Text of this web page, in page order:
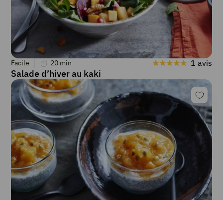
Facile 20 min 1 avis
Salade d’hiver au kaki